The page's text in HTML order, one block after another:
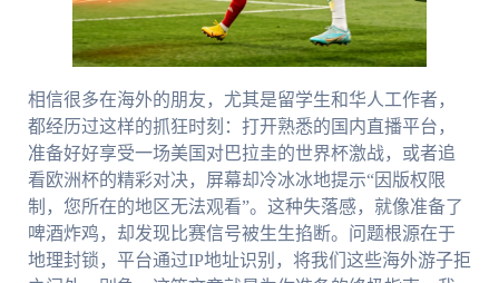
相信很多在海外的朋友，尤其是留学生和华人工作者，
都经历过这样的抓狂时刻：打开熟悉的国内直播平台，
准备好好享受一场美国对巴拉圭的世界杯激战，或者追
看欧洲杯的精彩对决，屏幕却冷冰冰地提示“因版权限
制，您所在的地区无法观看”。这种失落感，就像准备了
啤酒炸鸡，却发现比赛信号被生生掐断。问题根源在于
地理封锁，平台通过IP地址识别，将我们这些海外游子拒